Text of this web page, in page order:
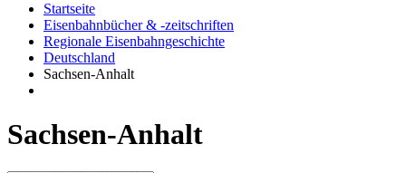
Startseite
Eisenbahnbücher & -zeitschriften
Regionale Eisenbahngeschichte
Deutschland
Sachsen-Anhalt
Sachsen-Anhalt